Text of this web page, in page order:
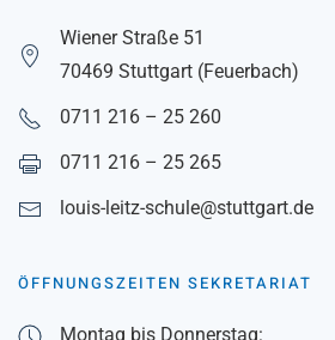
Wiener Straße 51
70469 Stuttgart (Feuerbach)
0711 216 – 25 260
0711 216 – 25 265
louis-leitz-schule@stuttgart.de
ÖFFNUNGSZEITEN SEKRETARIAT
Montag bis Donnerstag: